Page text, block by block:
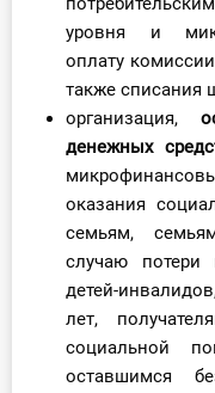
Интернет-магазин
О Системе
Обучение
Тарифы
Тестирование
бухгалтера
уровня и
оплату
также списания
организация,
денежных
оказания
семьям,
случаю
детей-
лет,
социальной
оставшимся